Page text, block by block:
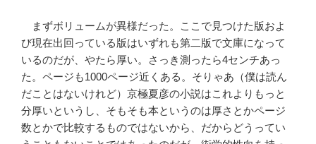
まずボリュームが異様だった。ここで見つけた版およ
び現在出回っている版はいずれも第二版で文庫になって
いるのだが、やたら厚い。さっき測ったら4センチあっ
た。ページも1000ページ近くある。そりゃあ（僕は読ん
だことはないけれど）京極夏彦の小説はこれよりもっと
分厚いというし、そもそも本というのは厚さとかページ
数とかで比較するものではないから、だからどうってい